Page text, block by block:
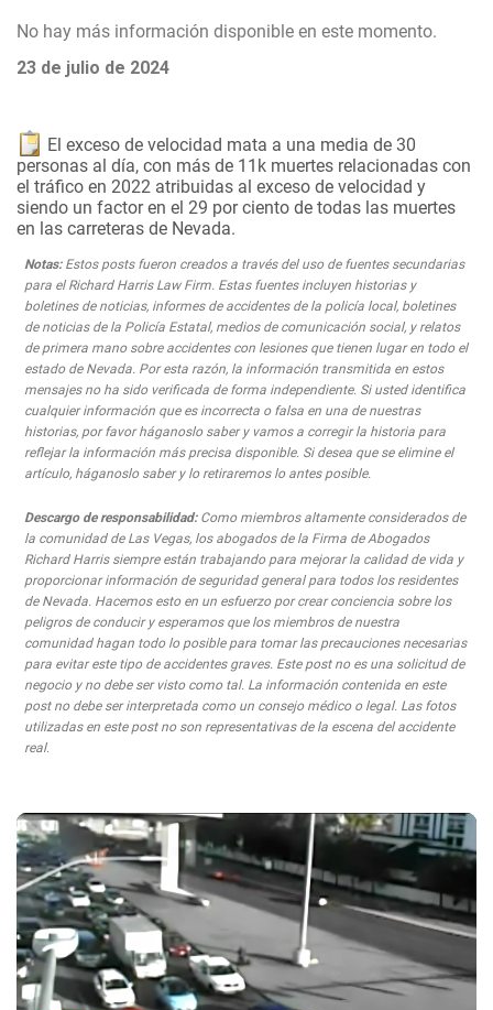
No hay más información disponible en este momento.
23 de julio de 2024
El exceso de velocidad mata a una media de 30
personas al día, con más de 11k muertes relacionadas con
el tráfico en 2022 atribuidas al exceso de velocidad y
siendo un factor en el 29 por ciento de todas las muertes
en las carreteras de Nevada.
Notas:Estos posts fueron creados a través del uso de fuentes secundarias
para el Richard Harris Law Firm. Estas fuentes incluyen historias y
boletines de noticias, informes de accidentes de la policía local, boletines
de noticias de la Policía Estatal, medios de comunicación social, y relatos
de primera mano sobre accidentes con lesiones que tienen lugar en todo el
estado de Nevada. Por esta razón, la información transmitida en estos
mensajes no ha sido verificada de forma independiente. Si usted identifica
cualquier información que es incorrecta o falsa en una de nuestras
historias, por favor háganoslo saber y vamos a corregir la historia para
reflejar la información más precisa disponible. Si desea que se elimine el
artículo, háganoslo saber y lo retiraremos lo antes posible.
Descargo de responsabilidad:Como miembros altamente considerados de
la comunidad de Las Vegas, los abogados de la Firma de Abogados
Richard Harris siempre están trabajando para mejorar la calidad de vida y
proporcionar información de seguridad general para todos los residentes
de Nevada. Hacemos esto en un esfuerzo por crear conciencia sobre los
peligros de conducir y esperamos que los miembros de nuestra
comunidad hagan todo lo posible para tomar las precauciones necesarias
para evitar este tipo de accidentes graves. Este post no es una solicitud de
negocio y no debe ser visto como tal. La información contenida en este
post no debe ser interpretada como un consejo médico o legal. Las fotos
utilizadas en este post no son representativas de la escena del accidente
real.